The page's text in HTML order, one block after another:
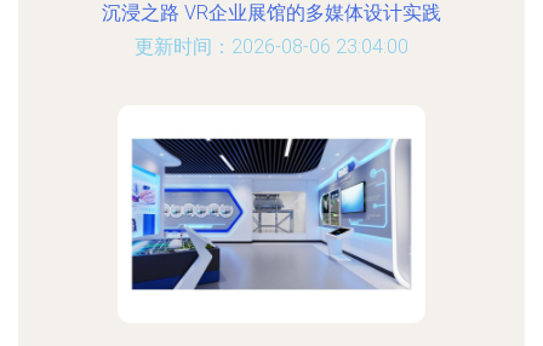
沉浸之路 VR企业展馆的多媒体设计实践
更新时间：2026-08-06 23:04:00